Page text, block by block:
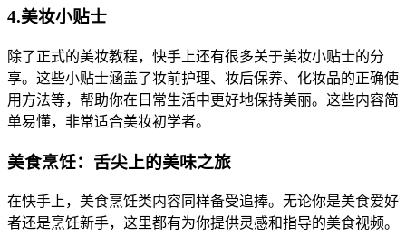
4.美妆小贴士
除了正式的美妆教程，快手上还有很多关于美妆小贴士的分
享。这些小贴士涵盖了妆前护理、妆后保养、化妆品的正确使
用方法等，帮助你在日常生活中更好地保持美丽。这些内容简
单易懂，非常适合美妆初学者。
美食烹饪：舌尖上的美味之旅
在快手上，美食烹饪类内容同样备受追捧。无论你是美食爱好
者还是烹饪新手，这里都有为你提供灵感和指导的美食视频。